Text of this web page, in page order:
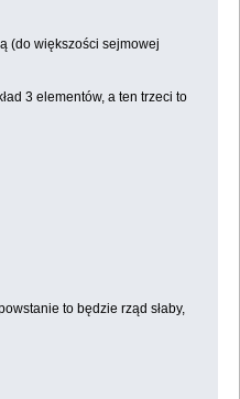
(do większości sejmowej
3 elementów, a ten trzeci to
to będzie rząd słaby,